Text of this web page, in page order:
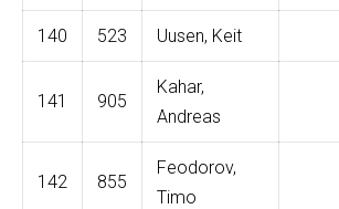
140 523 Uusen, Keit
141 905
Kahar,
Andreas
142 855
Feodorov,
Timo